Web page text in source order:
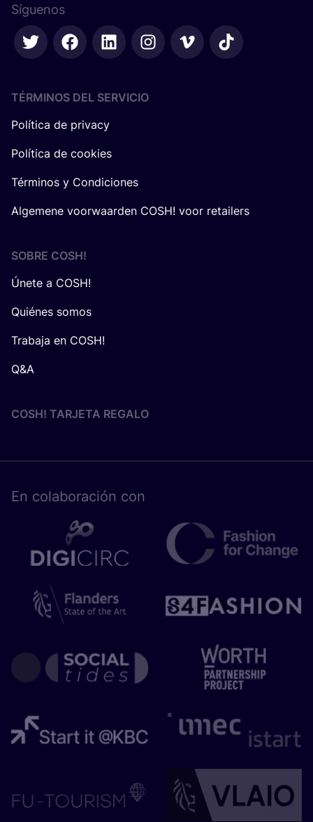
Síguenos
TÉRMINOS DEL SERVICIO
Política de privacy
Política de cookies
Términos y Condiciones
Algemene voorwaarden COSH! voor retailers
SOBRE COSH!
Únete a COSH!
Quiénes somos
Trabaja en COSH!
Q&A
COSH! TARJETA REGALO
En cola­bo­ra­ción con